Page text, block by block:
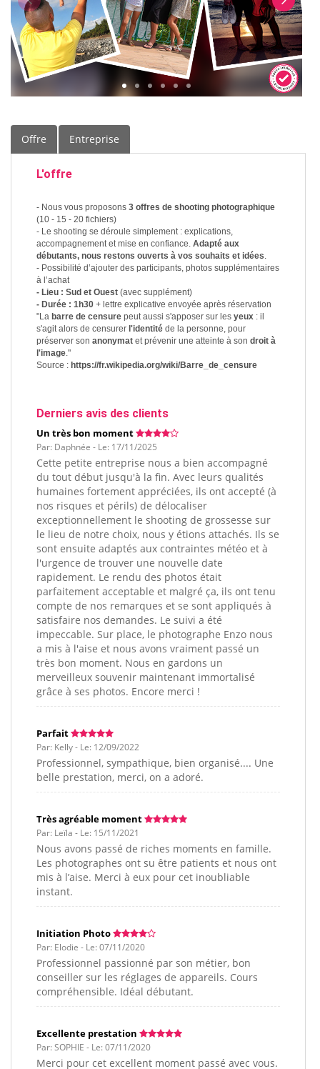
Offre Entreprise
L'offre
- Nous vous proposons 3 offres de shooting photographique
(10 - 15 - 20 fichiers)
- Le shooting se déroule simplement : explications,
accompagnement et mise en confiance. Adapté aux
débutants, nous restons ouverts à vos souhaits et idées.
- Possibilité d’ajouter des participants, photos supplémentaires
à l’achat
- Lieu : Sud et Ouest (avec supplément)
- Durée : 1h30 + lettre explicative envoyée après réservation
"La barre de censure peut aussi s'apposer sur les yeux : il
s'agit alors de censurer l'identité de la personne, pour
préserver son anonymat et prévenir une atteinte à son droit à
l'image."
Source : https://fr.wikipedia.org/wiki/Barre_de_censure
Derniers avis des clients
Un très bon moment
Par: Daphnée - Le: 17/11/2025
Cette petite entreprise nous a bien accompagné
du tout début jusqu'à la fin. Avec leurs qualités
humaines fortement appréciées, ils ont accepté (à
nos risques et périls) de délocaliser
exceptionnellement le shooting de grossesse sur
le lieu de notre choix, nous y étions attachés. Ils se
sont ensuite adaptés aux contraintes météo et à
l'urgence de trouver une nouvelle date
rapidement. Le rendu des photos était
parfaitement acceptable et malgré ça, ils ont tenu
compte de nos remarques et se sont appliqués à
satisfaire nos demandes. Le suivi a été
impeccable. Sur place, le photographe Enzo nous
a mis à l'aise et nous avons vraiment passé un
très bon moment. Nous en gardons un
merveilleux souvenir maintenant immortalisé
grâce à ses photos. Encore merci !
Parfait
Par: Kelly - Le: 12/09/2022
Professionnel, sympathique, bien organisé.... Une
belle prestation, merci, on a adoré.
Très agréable moment
Par: Leïla - Le: 15/11/2021
Nous avons passé de riches moments en famille.
Les photographes ont su être patients et nous ont
mis à l’aise. Merci à eux pour cet inoubliable
instant.
Initiation Photo
Par: Elodie - Le: 07/11/2020
Professionnel passionné par son métier, bon
conseiller sur les réglages de appareils. Cours
compréhensible. Idéal débutant.
Excellente prestation
Par: SOPHIE - Le: 07/11/2020
Merci pour cet excellent moment passé avec vous.